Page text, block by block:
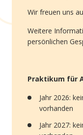
Wir freuen uns
Weitere
persönlichen
Praktikum für
Jahr 2026:
vorhanden
Jahr 2027: